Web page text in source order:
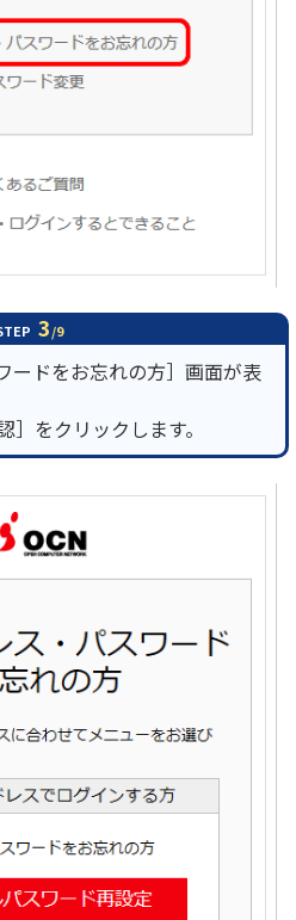
3/9
ードをお忘れの方］画面が表
］をクリックします。